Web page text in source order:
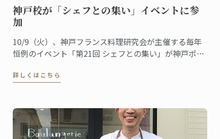
神戸校が「シェフとの集い」イベントに参
加
10/9（火）、神戸フランス料理研究会が主催する毎年
恒例のイベント「第21回 シェフとの集い」が神戸ポー
～」がテーマ。ル･コルドン･ブルー神戸校もこのイベ
詳しくはこちら